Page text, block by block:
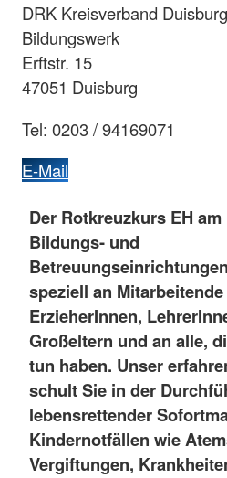
DRK Kreisverband
Bildungswerk
Erftstr. 15
47051 Duisburg
Tel: 0203 / 94169071
E-Mail
Der Rotkreuzkurs EH
Bildungs- und
speziell an
ErzieherInnen,
Großeltern und an alle,
tun haben. Unser
schult Sie in der
lebensrettender
Kindernotfällen wie
Vergiftungen,